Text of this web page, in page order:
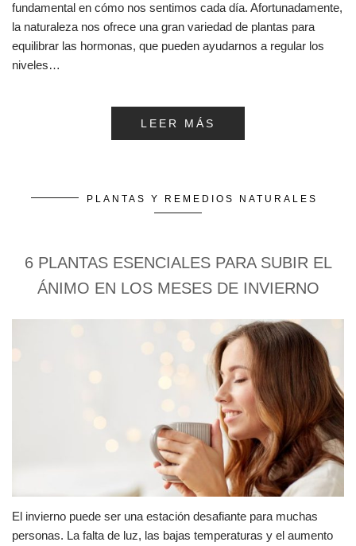
fundamental en cómo nos sentimos cada día. Afortunadamente,
la naturaleza nos ofrece una gran variedad de plantas para
equilibrar las hormonas, que pueden ayudarnos a regular los
niveles…
LEER MÁS
PLANTAS Y REMEDIOS NATURALES
6 PLANTAS ESENCIALES PARA SUBIR EL
ÁNIMO EN LOS MESES DE INVIERNO
El invierno puede ser una estación desafiante para muchas
personas. La falta de luz, las bajas temperaturas y el aumento